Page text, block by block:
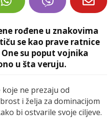
rođene u znakovima
se kao prave ratnice
su poput vojnika
u šta veruju.
ne prezaju od
i želja za dominacijom
bi ostvarile svoje ciljeve.